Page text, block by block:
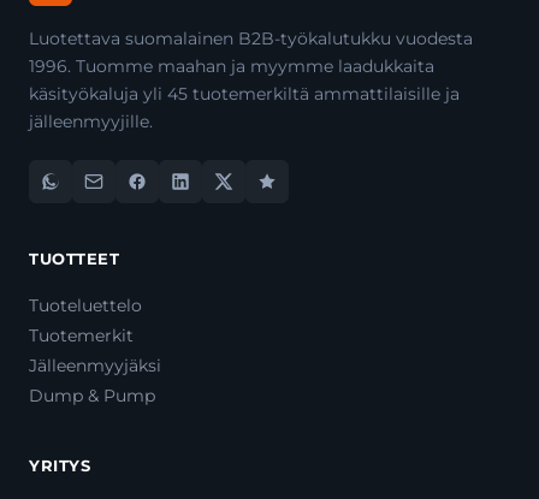
Luotettava suomalainen B2B-työkalutukku vuodesta
1996. Tuomme maahan ja myymme laadukkaita
käsityökaluja yli 45 tuotemerkiltä ammattilaisille ja
jälleenmyyjille.
TUOTTEET
Tuoteluettelo
Tuotemerkit
Jälleenmyyjäksi
Dump & Pump
YRITYS